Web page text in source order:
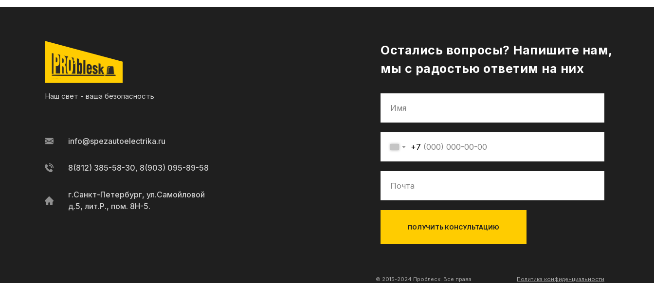
Политика конфиденциальности
8(812) 385-58-30, 8(903) 095-89-58
© 2015-2024 Проблеск. Все права
info@spezautoelectrika.ru
г.Санкт-Петербург, ул.Самойловой
д.5, лит.Р., пом. 8Н-5.
+7
ПОЛУЧИТЬ КОНСУЛЬТАЦИЮ
Остались вопросы? Напишите нам,
мы с радостью ответим на них
Наш свет - ваша безопасность